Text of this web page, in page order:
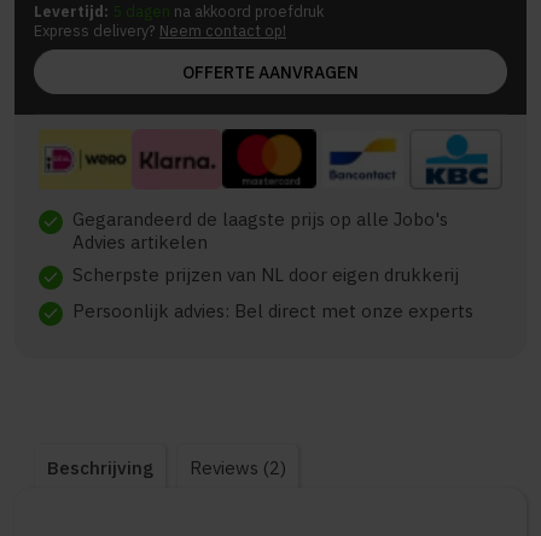
Levertijd: 5 dagen na akkoord proefdruk
Express delivery? Neem contact op!
OFFERTE AANVRAGEN
check Gegarandeerd de laagste prijs op alle Jobo's
Advies artikelen
check Scherpste prijzen van NL door eigen drukkerij
check Persoonlijk advies: Bel direct met onze experts
Beschrijving Reviews (2)